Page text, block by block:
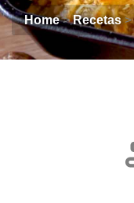
Home>Recetas>